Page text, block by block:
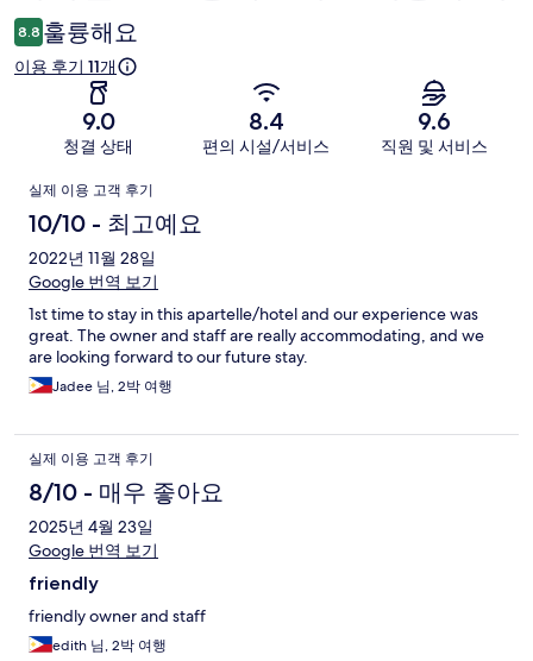
용
후
8.8 훌륭해요
이용 후기 11개
9.0
청결 상태
8.4
편의 시설/서비스
9.6
직원 및 서비스
이
용
후
기
실제 이용 고객 후기
10/10 - 최고예요
2022년 11월 28일
Google 번역 보기
1st time to stay in this apartelle/hotel and our experience was
great. The owner and staff are really accommodating, and we
are looking forward to our future stay.
Jadee 님, 2박 여행
실제 이용 고객 후기
8/10 - 매우 좋아요
2025년 4월 23일
Google 번역 보기
friendly
friendly owner and staff
edith 님, 2박 여행